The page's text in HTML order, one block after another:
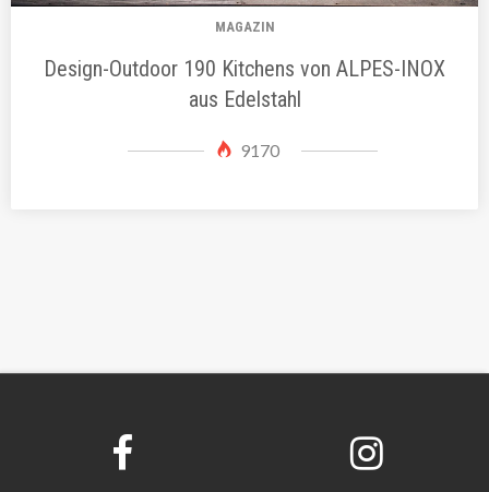
MAGAZIN
Design-Outdoor 190 Kitchens von ALPES-INOX
aus Edelstahl
9170